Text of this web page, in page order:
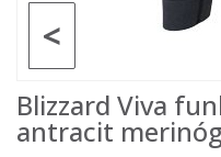
<
Blizzard Viva
antracit